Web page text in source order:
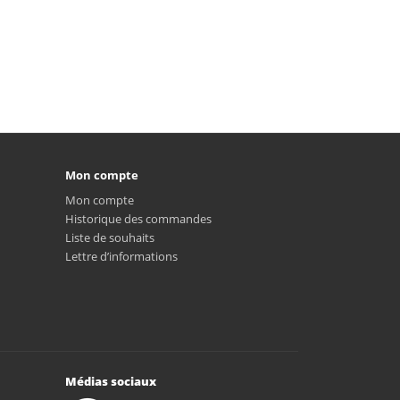
Mon compte
Mon compte
Historique des commandes
Liste de souhaits
Lettre d’informations
Médias sociaux